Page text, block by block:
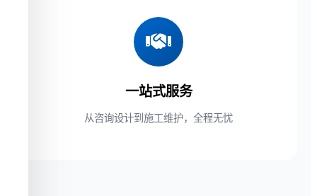
一站式服务
从咨询设计到施工维护，全程无忧